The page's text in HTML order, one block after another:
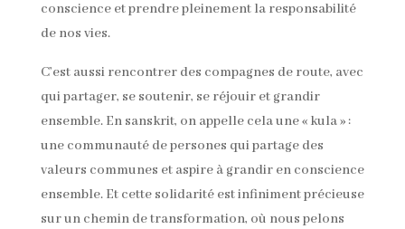
conscience et prendre pleinement la responsabilité
de nos vies.
C’est aussi rencontrer des compagnes de route, avec
qui partager, se soutenir, se réjouir et grandir
ensemble. En sanskrit, on appelle cela une « kula » :
une communauté de persones qui partage des
valeurs communes et aspire à grandir en conscience
ensemble. Et cette solidarité est infiniment précieuse
sur un chemin de transformation, où nous pelons